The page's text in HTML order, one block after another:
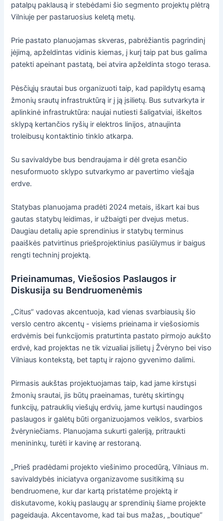
patalpų paklausą ir stebėdami šio segmento projektų plėtrą
Vilniuje per pastaruosius keletą metų.
Prie pastato planuojamas skveras, pabrėžiantis pagrindinį
įėjimą, apželdintas vidinis kiemas, į kurį taip pat bus galima
patekti apeinant pastatą, bei atvira apželdinta stogo terasa.
Pėsčiųjų srautai bus organizuoti taip, kad papildytų esamą
žmonių srautų infrastruktūrą ir į ją įsilietų. Bus sutvarkyta ir
aplinkinė infrastruktūra: naujai nutiesti šaligatviai, iškeltos
sklypą kertančios ryšių ir elektros linijos, atnaujinta
troleibusų kontaktinio tinklo atkarpa.
Su savivaldybe bus bendraujama ir dėl greta esančio
nesuformuoto sklypo sutvarkymo ar pavertimo viešąja
erdve.
Statybas planuojama pradėti 2024 metais, iškart kai bus
gautas statybų leidimas, ir užbaigti per dvejus metus.
Daugiau detalių apie sprendinius ir statybų terminus
paaiškės patvirtinus priešprojektinius pasiūlymus ir baigus
rengti techninį projektą.
Prieinamumas, Viešosios Paslaugos ir
Diskusija su Bendruomenėmis
„Citus“ vadovas akcentuoja, kad vienas svarbiausių šio
verslo centro akcentų - visiems prieinama ir viešosiomis
erdvėmis bei funkcijomis praturtinta pastato pirmojo aukšto
erdvė, kad projektas ne tik vizualiai įsilietų į Žvėryno bei viso
Vilniaus kontekstą, bet taptų ir rajono gyvenimo dalimi.
Pirmasis aukštas projektuojamas taip, kad jame kirstųsi
žmonių srautai, jis būtų praeinamas, turėtų skirtingų
funkcijų, patrauklių viešųjų erdvių, jame kurtųsi naudingos
paslaugos ir galėtų būti organizuojamos veiklos, svarbios
žvėryniečiams. Planuojama sukurti galeriją, pritraukti
menininkų, turėti ir kavinę ar restoraną.
„Prieš pradėdami projekto viešinimo procedūrą, Vilniaus m.
savivaldybės iniciatyva organizavome susitikimą su
bendruomene, kur dar kartą pristatėme projektą ir
diskutavome, kokių paslaugų ar sprendinių šiame projekte
pageidauja. Akcentavome, kad tai bus mažas, „boutique“